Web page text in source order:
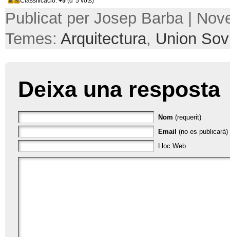
Publicat per Josep Barba |
Temes: Arquitectura, Union
Deixa una resposta
Nom (requerit)
Email (no es publicarà)
Lloc Web